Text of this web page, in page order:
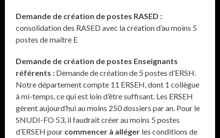
Demande de création de postes RASED :
consolidation des RASED avec la création d’au moins 5
postes de maître E
Demande de création de postes Enseignants
référents : Demande de création de 5 postes d’ERSH.
Notre département compte 11 ERSEH, dont 1 collègue
à mi-temps, ce qui est loin d’être suffisant. Les ERSEH
gèrent aujourd’hui au moins 250 dossiers par an. Pour le
SNUDI-FO 53, il faudrait créer au moins 5 postes
d’ERSEH pour commencer à alléger les conditions de